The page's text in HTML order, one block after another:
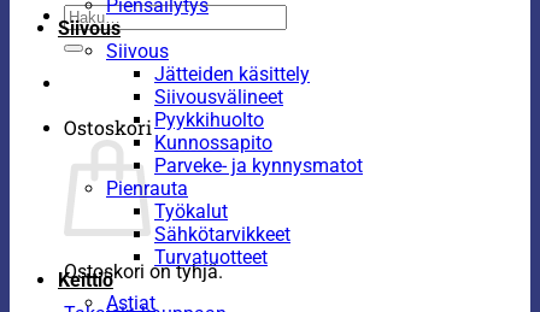
Etsi:
Ostoskori
Ostoskori on tyhjä.
Piensäilytys
Siivous
Siivous
Jätteiden käsittely
Siivousvälineet
Pyykkihuolto
Kunnossapito
Parveke- ja kynnysmatot
Pienrauta
Työkalut
Sähkötarvikkeet
Turvatuotteet
Keittiö
Astiat